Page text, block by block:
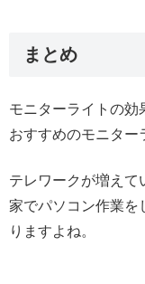
まとめ
モニターライトの効
おすすめのモニター
テレワークが増えて
家でパソコン作業を
りますよね。